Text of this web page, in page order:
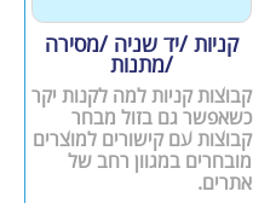
קניות /יד שניה /מסירה
/מתנות
קבוצות קניות למה לקנות יקר
כשאפשר גם בזול מבחר
קבוצות עם קישורים למוצרים
מובחרים במגוון רחב של
אתרים.